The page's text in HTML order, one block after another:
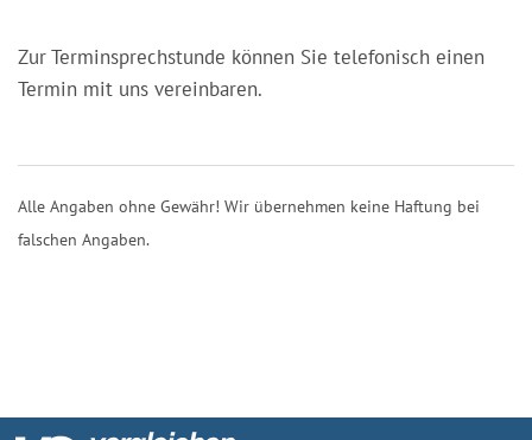
Zur Terminsprechstunde können Sie telefonisch einen
Termin mit uns vereinbaren.
Alle Angaben ohne Gewähr! Wir übernehmen keine Haftung bei
falschen Angaben.